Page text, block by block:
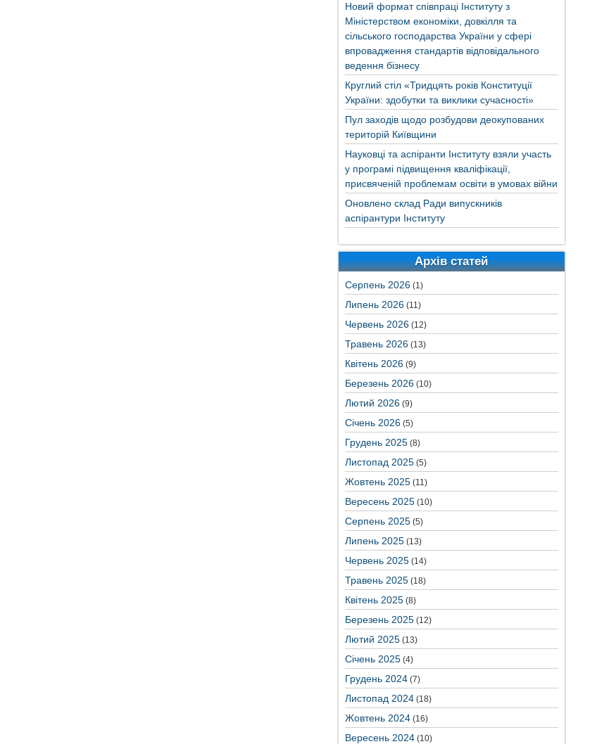
Новий формат співпраці Інституту з
Міністерством економіки, довкілля та
сільського господарства України у сфері
впровадження стандартів відповідального
ведення бізнесу
Круглий стіл «Тридцять років Конституції
України: здобутки та виклики сучасності»
Пул заходів щодо розбудови деокупованих
територій Київщини
Науковці та аспіранти Інституту взяли участь
у програмі підвищення кваліфікації,
присвяченій проблемам освіти в умовах війни
Оновлено склад Ради випускників
аспірантури Інституту
Архів статей
Серпень 2026(1)
Липень 2026(11)
Червень 2026(12)
Травень 2026(13)
Квітень 2026(9)
Березень 2026(10)
Лютий 2026(9)
Січень 2026(5)
Грудень 2025(8)
Листопад 2025(5)
Жовтень 2025(11)
Вересень 2025(10)
Серпень 2025(5)
Липень 2025(13)
Червень 2025(14)
Травень 2025(18)
Квітень 2025(8)
Березень 2025(12)
Лютий 2025(13)
Січень 2025(4)
Грудень 2024(7)
Листопад 2024(18)
Жовтень 2024(16)
Вересень 2024(10)